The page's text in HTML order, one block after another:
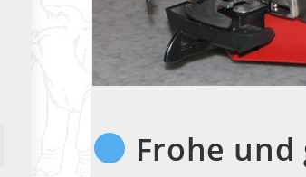
Frohe